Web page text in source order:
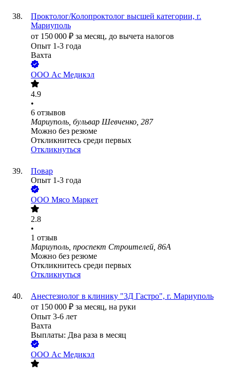
Проктолог/Колопроктолог высшей категории, г.
Мариуполь
от 150 000 ₽ за месяц, до вычета налогов
Опыт 1-3 года
Вахта
ООО Ас Медикэл
4.9
•
6 отзывов
Мариуполь, бульвар Шевченко, 287
Можно без резюме
Откликнитесь среди первых
Откликнуться
Повар
Опыт 1-3 года
ООО Мясо Маркет
2.8
•
1 отзыв
Мариуполь, проспект Строителей, 86А
Можно без резюме
Откликнитесь среди первых
Откликнуться
Анестезиолог в клинику "3Д Гастро", г. Мариуполь
от 150 000 ₽ за месяц, на руки
Опыт 3-6 лет
Вахта
Выплаты: Два раза в месяц
ООО Ас Медикэл